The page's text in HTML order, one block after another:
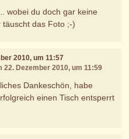
wobei du doch gar keine
das Foto ;-)
2010, um 11:57
22. Dezember 2010, um 11:59
Dankeschön, habe
einen Tisch entsperrt